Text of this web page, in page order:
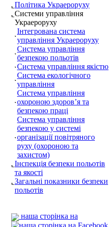
Політика Украероруху
Системи управління
Украероруху
Інтегрована система
управління Украероруху
Система управління
безпекою польотів
Система управління якістю
Система екологічного
управління
Система управління
охороною здоров’я та
безпекою праці
Система управління
безпекою у системі
організації повітряного
руху (охороною та
захистом)
Інспекція безпеки польотів
та якості
Загальні показники безпеки
польотів
наша сторінка на